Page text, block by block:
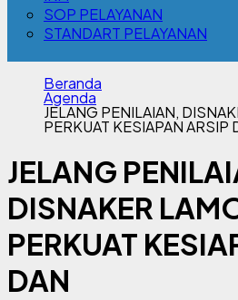
SOP PELAYANAN
STANDART PELAYANAN
Beranda
Agenda
JELANG PENILAIAN,
PERKUAT KESIAPAN ARSIP
JELANG
DISNAKER
PERKUAT
DAN